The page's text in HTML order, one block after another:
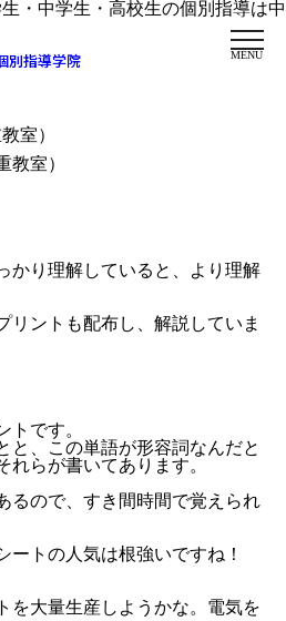
・中学生・高校生の個別指導は中
別指導学院 MENU
室）
教室）
かり理解していると、より理解
リントも配布し、解説していま
トです。
と、 この単語が形容詞なんだと
らが書いてあります。
るので、すき間時間で覚えられ
ートの人気は根強いですね！
を大量生産しようかな。電気を